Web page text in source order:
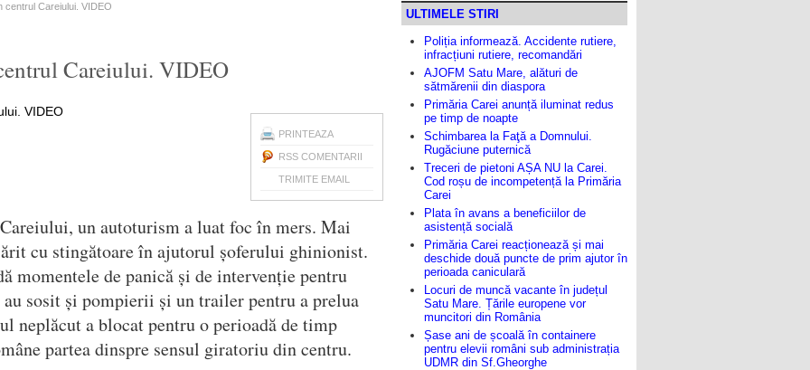
Careiului. VIDEO
Careiului. VIDEO
PRINTEAZA
RSS COMENTARII
TRIMITE EMAIL
un autoturism a luat foc în mers. Mai
cu stingătoare în ajutorul șoferului ghinionist.
momentele de panică și de intervenție pentru
sosit și pompierii și un trailer pentru a prelua
neplăcut a blocat pentru o perioadă de timp
partea dinspre sensul giratoriu din centru.
ULTIMELE STIRI
Poliția informează. Accidente rutiere,
infracțiuni rutiere, recomandări
AJOFM Satu Mare, alături de
sătmărenii din diaspora
Primăria Carei anunță iluminat redus
pe timp de noapte
Schimbarea la Faţă a Domnului.
Rugăciune puternică
Treceri de pietoni AȘA NU la Carei.
Cod roșu de incompetență la Primăria
Carei
Plata în avans a beneficiilor de
asistență socială
Primăria Carei reacționează și mai
deschide două puncte de prim ajutor în
perioada caniculară
Locuri de muncă vacante în județul
Satu Mare. Țările europene vor
muncitori din România
Șase ani de școală în containere
pentru elevii români sub administrația
UDMR din Sf.Gheorghe